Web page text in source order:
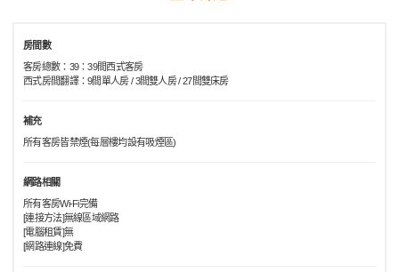
房間數
客房總數：39：39間西式客房
西式房間翻譯：9間單人房 / 3間雙人房 / 27間雙床房
補充
所有客房皆禁煙(每層樓均設有吸煙區)
網路相關
所有客房Wi-Fi完備
[連接方法]無線區域網路
[電腦租賃]無
[網路連線]免費